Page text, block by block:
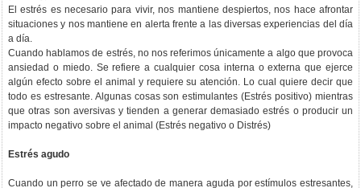
El estrés es necesario para vivir, nos mantiene despiertos, nos hace afrontar
situaciones y nos mantiene en alerta frente a las diversas experiencias del día
a día.
Cuando hablamos de estrés, no nos referimos únicamente a algo que provoca
ansiedad o miedo. Se refiere a cualquier cosa interna o externa que ejerce
algún efecto sobre el animal y requiere su atención. Lo cual quiere decir que
todo es estresante. Algunas cosas son estimulantes (Estrés positivo) mientras
que otras son aversivas y tienden a generar demasiado estrés o producir un
impacto negativo sobre el animal (Estrés negativo o Distrés)
Estrés agudo
Cuando un perro se ve afectado de manera aguda por estímulos estresantes,